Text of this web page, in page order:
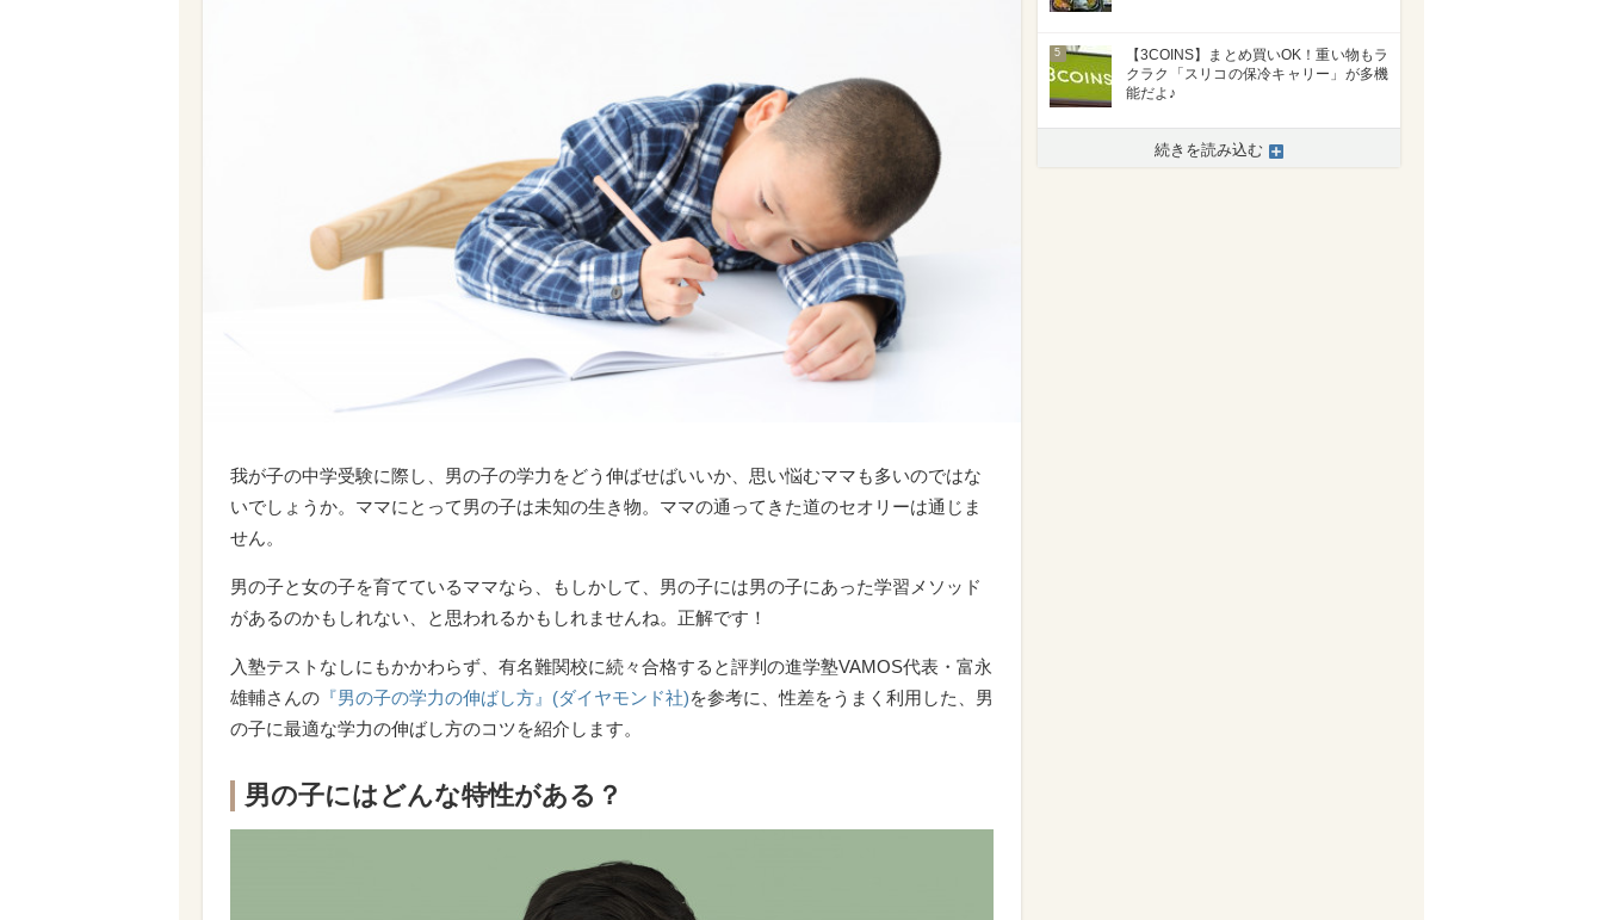
我が子の中学受験に際し、男の子の学力をどう伸ばせばいいか、思い悩むママも多いのではな
いでしょうか。ママにとって男の子は未知の生き物。ママの通ってきた道のセオリーは通じま
せん。
男の子と女の子を育てているママなら、もしかして、男の子には男の子にあった学習メソッド
があるのかもしれない、と思われるかもしれませんね。正解です！
入塾テストなしにもかかわらず、有名難関校に続々合格すると評判の進学塾VAMOS代表・富永
雄輔さんの 『男の子の学力の伸ばし方』(ダイヤモンド社)を参考に、性差をうまく利用した、男
の子に最適な学力の伸ばし方のコツを紹介します。
男の子にはどんな特性がある？
5
【3COINS】まとめ買いOK！重い物もラ
クラク「スリコの保冷キャリー」が多機
能だよ♪
続きを読み込む